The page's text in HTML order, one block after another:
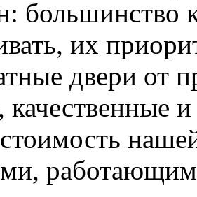
большинство
их
двери от
качественные